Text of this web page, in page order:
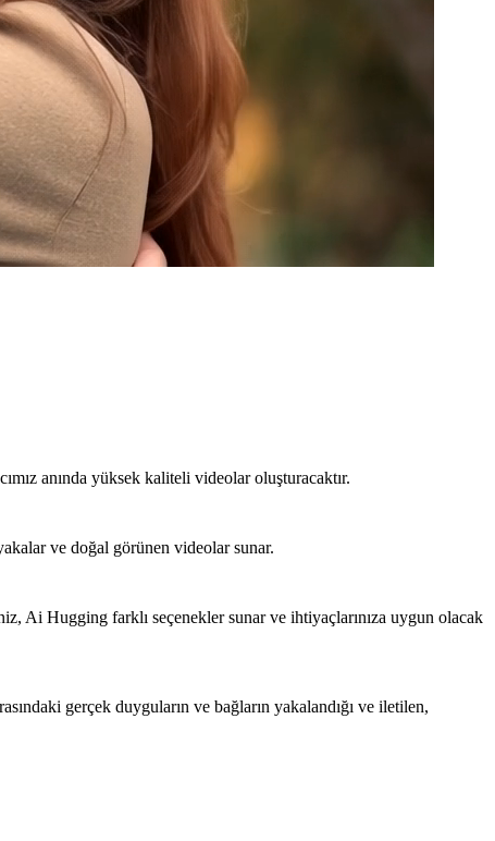
anında yüksek kaliteli videolar oluşturacaktır.
ve doğal görünen videolar sunar.
Ai Hugging farklı seçenekler sunar ve ihtiyaçlarınıza uygun olacak
gerçek duyguların ve bağların yakalandığı ve iletilen,